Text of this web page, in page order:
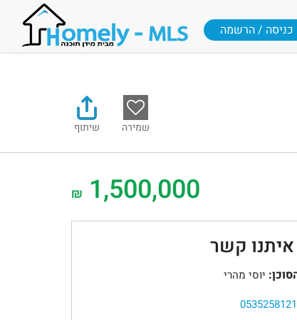
כניסה / הרשמה
שמירה שיתוף
1,500,000
₪
איתנו קשר
יוסי מהרי
0535258121